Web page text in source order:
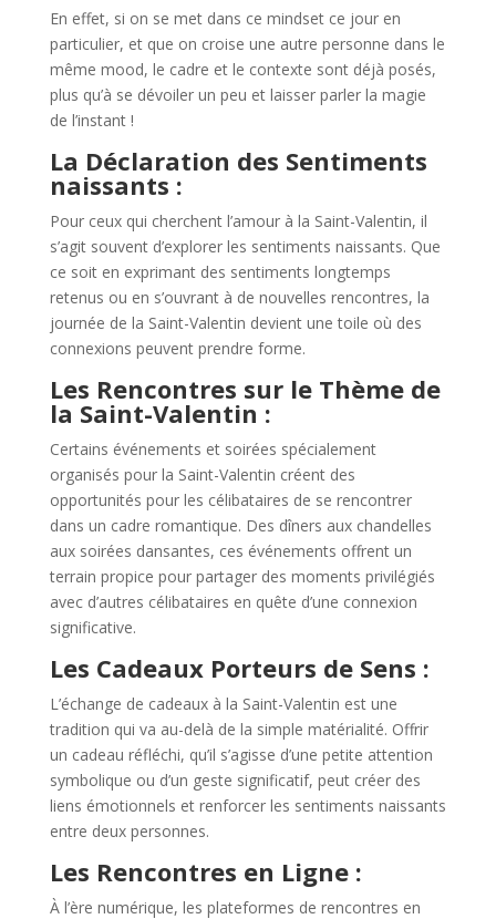
En effet, si on se met dans ce mindset ce jour en
particulier, et que on croise une autre personne dans le
même mood, le cadre et le contexte sont déjà posés,
plus qu’à se dévoiler un peu et laisser parler la magie
de l’instant !
La Déclaration des Sentiments
naissants :
Pour ceux qui cherchent l’amour à la Saint-Valentin, il
s’agit souvent d’explorer les sentiments naissants. Que
ce soit en exprimant des sentiments longtemps
retenus ou en s’ouvrant à de nouvelles rencontres, la
journée de la Saint-Valentin devient une toile où des
connexions peuvent prendre forme.
Les Rencontres sur le Thème de
la Saint-Valentin :
Certains événements et soirées spécialement
organisés pour la Saint-Valentin créent des
opportunités pour les célibataires de se rencontrer
dans un cadre romantique. Des dîners aux chandelles
aux soirées dansantes, ces événements offrent un
terrain propice pour partager des moments privilégiés
avec d’autres célibataires en quête d’une connexion
significative.
Les Cadeaux Porteurs de Sens :
L’échange de cadeaux à la Saint-Valentin est une
tradition qui va au-delà de la simple matérialité. Offrir
un cadeau réfléchi, qu’il s’agisse d’une petite attention
symbolique ou d’un geste significatif, peut créer des
liens émotionnels et renforcer les sentiments naissants
entre deux personnes.
Les Rencontres en Ligne :
À l’ère numérique, les plateformes de rencontres en